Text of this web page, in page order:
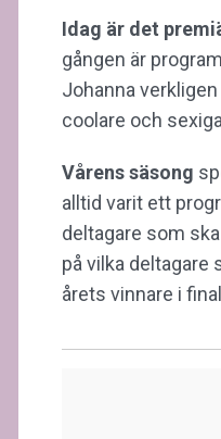
Idag är det
gången är
Johanna
coolare och
Vårens säsong
alltid varit ett
deltagare som
på vilka deltagare
årets vinnare i